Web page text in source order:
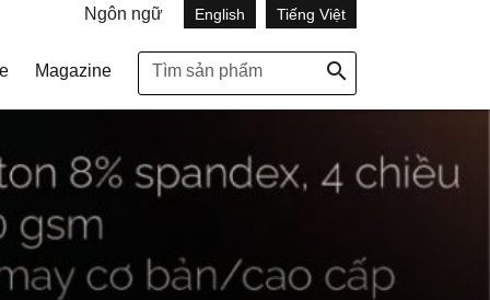
Ngôn ngữ English Tiếng Việt
Magazine search